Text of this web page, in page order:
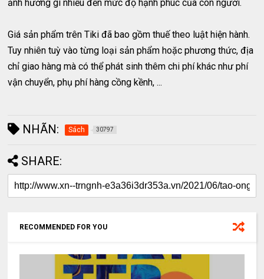
ảnh hưởng gì nhiều đến mức độ hạnh phúc của con người.
Giá sản phẩm trên Tiki đã bao gồm thuế theo luật hiện hành.
Tuy nhiên tuỳ vào từng loại sản phẩm hoặc phương thức, địa
chỉ giao hàng mà có thể phát sinh thêm chi phí khác như phí
vận chuyển, phụ phí hàng cồng kềnh, ...
NHÃN: Sách 30797
SHARE:
RECOMMENDED FOR YOU